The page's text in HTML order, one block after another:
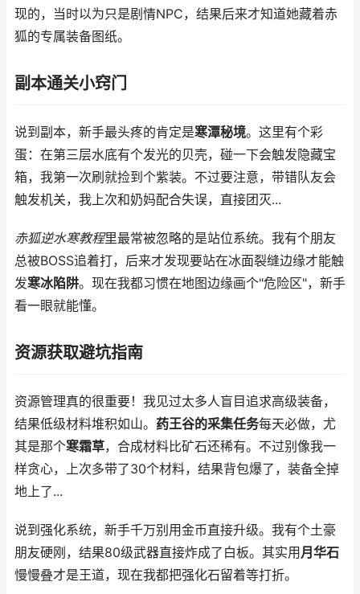
现的，当时以为只是剧情NPC，结果后来才知道她藏着赤
狐的专属装备图纸。
副本通关小窍门
说到副本，新手最头疼的肯定是寒潭秘境。这里有个彩
蛋：在第三层水底有个发光的贝壳，碰一下会触发隐藏宝
箱，我第一次刷就捡到个紫装。不过要注意，带错队友会
触发机关，我上次和奶妈配合失误，直接团灭...
赤狐逆水寒教程里最常被忽略的是站位系统。我有个朋友
总被BOSS追着打，后来才发现要站在冰面裂缝边缘才能触
发寒冰陷阱。现在我都习惯在地图边缘画个"危险区"，新手
看一眼就能懂。
资源获取避坑指南
资源管理真的很重要！我见过太多人盲目追求高级装备，
结果低级材料堆积如山。 药王谷的采集任务每天必做，尤
其是那个寒霜草，合成材料比矿石还稀有。不过别像我一
样贪心，上次多带了30个材料，结果背包爆了，装备全掉
地上了...
说到强化系统，新手千万别用金币直接升级。我有个土豪
朋友硬刚，结果80级武器直接炸成了白板。其实用 月华石
慢慢叠才是王道，现在我都把强化石留着等打折。